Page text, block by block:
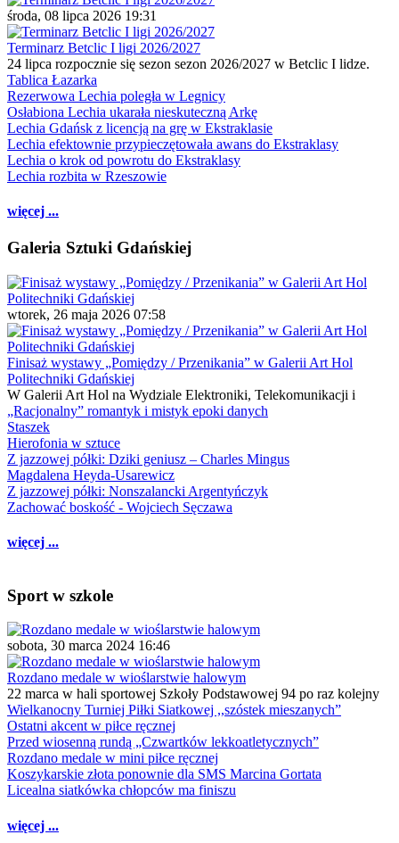
środa, 08 lipca 2026 19:31
Terminarz Betclic I ligi 2026/2027
24 lipca rozpocznie się sezon sezon 2026/2027 w Betclic I lidze.
Tablica Łazarka
Rezerwowa Lechia poległa w Legnicy
Osłabiona Lechia ukarała nieskuteczną Arkę
Lechia Gdańsk z licencją na grę w Ekstraklasie
Lechia efektownie przypieczętowała awans do Ekstraklasy
Lechia o krok od powrotu do Ekstraklasy
Lechia rozbita w Rzeszowie
więcej ...
Galeria Sztuki Gdańskiej
wtorek, 26 maja 2026 07:58
Finisaż wystawy „Pomiędzy / Przenikania” w Galerii Art Hol
Politechniki Gdańskiej
W Galerii Art Hol na Wydziale Elektroniki, Telekomunikacji i
„Racjonalny” romantyk i mistyk epoki danych
Staszek
Hierofonia w sztuce
Z jazzowej półki: Dziki geniusz – Charles Mingus
Magdalena Heyda-Usarewicz
Z jazzowej półki: Nonszalancki Argentyńczyk
Zachować boskość - Wojciech Sęczawa
więcej ...
Sport w szkole
sobota, 30 marca 2024 16:46
Rozdano medale w wioślarstwie halowym
22 marca w hali sportowej Szkoły Podstawowej 94 po raz kolejny
Wielkanocny Turniej Piłki Siatkowej ,,szóstek mieszanych”
Ostatni akcent w piłce ręcznej
Przed wiosenną rundą „Czwartków lekkoatletycznych”
Rozdano medale w mini piłce ręcznej
Koszykarskie złota ponownie dla SMS Marcina Gortata
Licealna siatkówka chłopców ma finiszu
więcej ...